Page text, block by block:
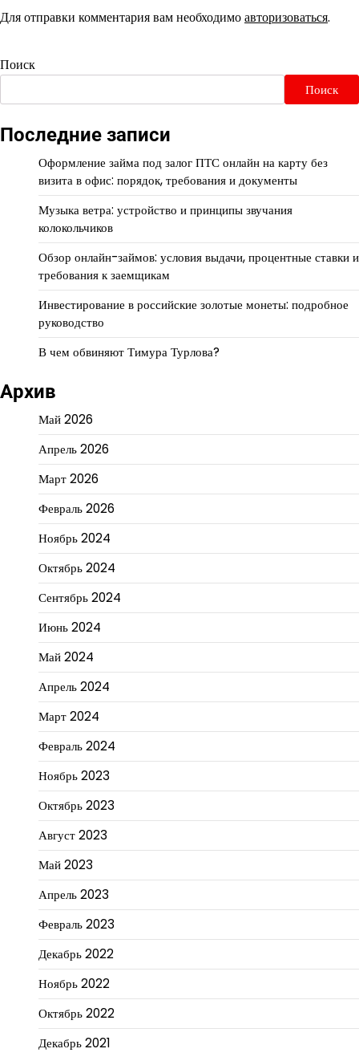
Для отправки комментария вам необходимоавторизоваться.
Поиск
Поиск
Последние записи
Оформление займа под залог ПТС онлайн на карту без
визита в офис: порядок, требования и документы
Музыка ветра: устройство и принципы звучания
колокольчиков
Обзор онлайн-займов: условия выдачи, процентные ставки и
требования к заемщикам
Инвестирование в российские золотые монеты: подробное
руководство
В чем обвиняют Тимура Турлова?
Архив
Май 2026
Апрель 2026
Март 2026
Февраль 2026
Ноябрь 2024
Октябрь 2024
Сентябрь 2024
Июнь 2024
Май 2024
Апрель 2024
Март 2024
Февраль 2024
Ноябрь 2023
Октябрь 2023
Август 2023
Май 2023
Апрель 2023
Февраль 2023
Декабрь 2022
Ноябрь 2022
Октябрь 2022
Декабрь 2021